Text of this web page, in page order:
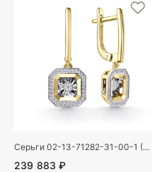
Серьги 02-13-71282-31-00-1 (Au 585)
239 883 ₽